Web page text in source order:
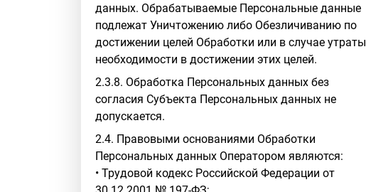
данных. Обрабатываемые Персональные данные
подлежат Уничтожению либо Обезличиванию по
достижении целей Обработки или в случае утраты
необходимости в достижении этих целей.
2.3.8. Обработка Персональных данных без
согласия Субъекта Персональных данных не
допускается.
2.4. Правовыми основаниями Обработки
Персональных данных Оператором являются:
• Трудовой кодекс Российской Федерации от